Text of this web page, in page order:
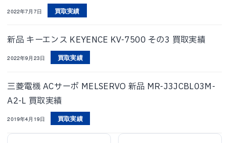
2022年7月7日 買取実績
新品 キーエンス KEYENCE KV-7500 その3 買取実績
2022年9月23日 買取実績
三菱電機 ACサーボ MELSERVO 新品 MR-J3JCBL03M-
A2-L 買取実績
2019年4月19日 買取実績